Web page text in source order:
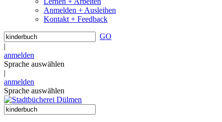
Anmelden + Ausleihen
Kontakt + Feedback
GO
|
anmelden
Sprache auswählen
|
anmelden
Sprache auswählen